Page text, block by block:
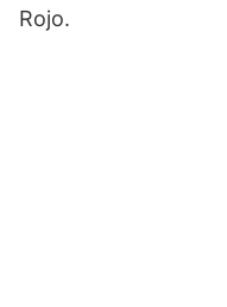
Rojo.